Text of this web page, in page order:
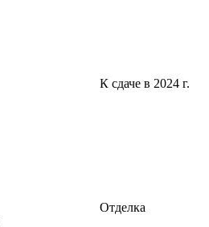
К сдаче в 2024 г.
Отделка